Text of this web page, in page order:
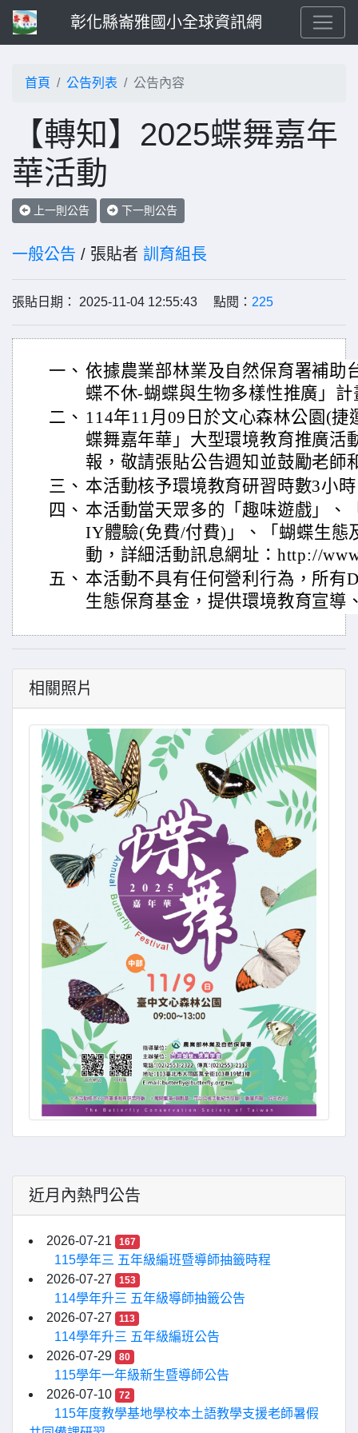
彰化縣崙雅國小全球資訊網
首頁 公告列表 公告內容
【轉知】2025蝶舞嘉年
華活動
上一則公告 下一則公告
一般公告 / 張貼者 訓育組長
張貼日期： 2025-11-04 12:55:43 點閱： 225
一、 依據農業部林業及自然保育署補助
蝶不休-蝴蝶與生物多樣性推廣」
二、 114年11月09日於文心森林公園(捷
蝶舞嘉年華」大型環境教育推廣活
報，敬請張貼公告週知並鼓勵老師
三、 本活動核予環境教育研習時數3小
四、 本活動當天眾多的「趣味遊戲」、
IY體驗(免費/付費)」、「蝴蝶生態
動，詳細活動訊息網址：http://
五、 本活動不具有任何營利行為，所有
生態保育基金，提供環境教育宣導
相關照片
近月內熱門公告
2026-07-21 167
115學年三 五年級編班暨導師抽籤時程
2026-07-27
153
114學年升三 五年級導師抽籤公告
2026-07-27
113
114學年升三 五年級編班公告
2026-07-29
80
115學年一年級新生暨導師公告
2026-07-10
72
115年度教學基地學校本土語教學支援老師暑假